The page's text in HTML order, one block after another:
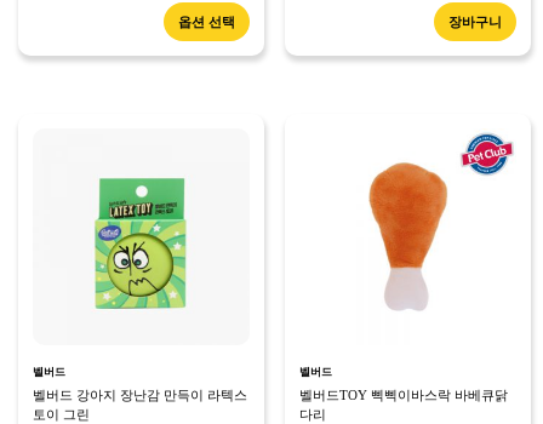
옵션 선택 장바구니
벨버드
벨버드 강아지 장난감 만득이 라텍스
토이 그린
벨버드
벨버드TOY 삑삑이바스락 바베큐닭
다리